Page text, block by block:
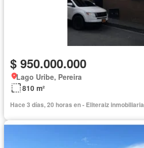
$ 950.000.000
Lago Uribe, Pereira
810 m²
Hace 3 días, 20 horas en - Eliteraiz inmobiliaria